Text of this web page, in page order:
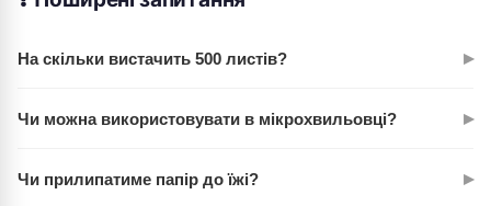
На скільки вистачить 500 листів? ▸
готуванні — на 1,5–2 місяці. Якщо готуєте через день — на
Чи можна використовувати в мікрохвильовці? ▸
він не підходить. Використовуйте в духовці, на грилі або
Чи прилипатиме папір до їжі? ▸